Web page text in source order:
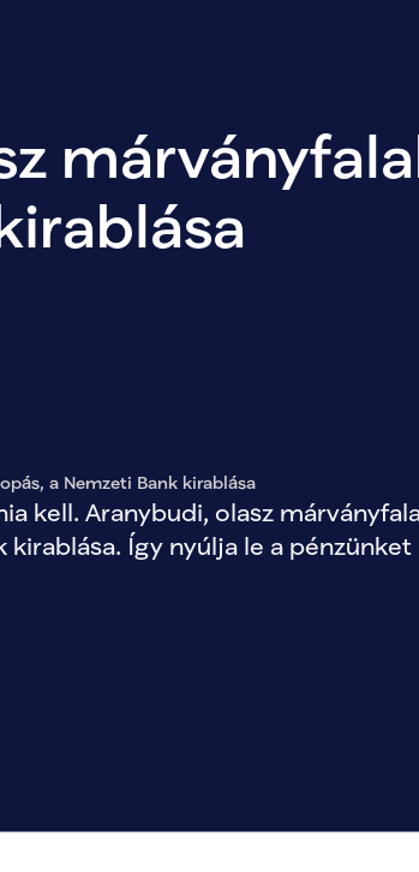
a Nemzeti Bank kirablása
kell. Aranybudi, olasz
Így nyúlja le a pénzünket